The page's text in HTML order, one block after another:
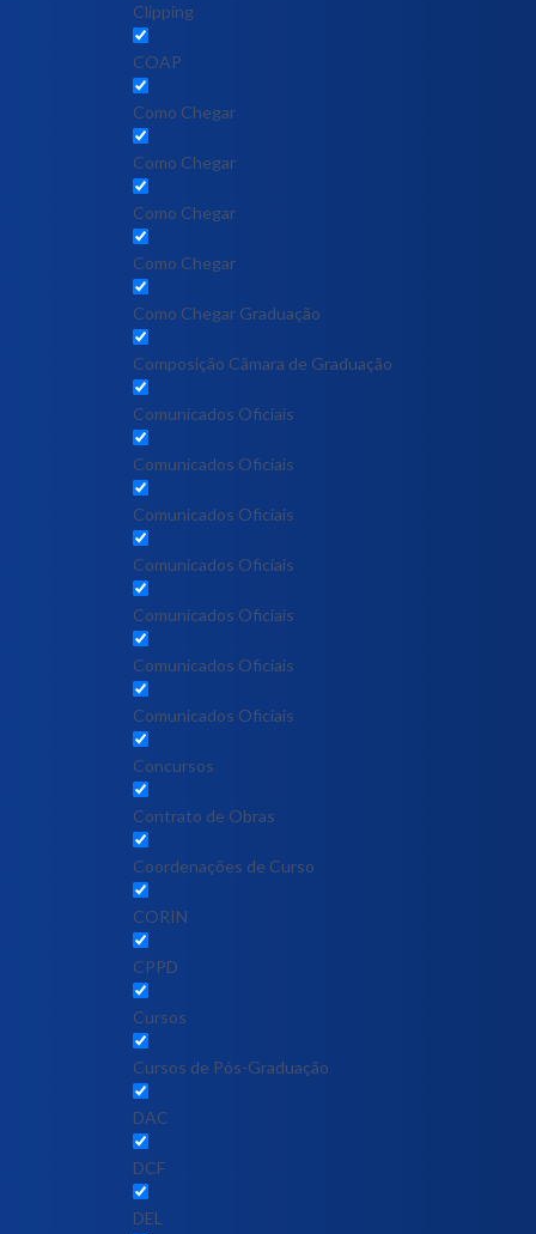
Clipping
COAP
Como Chegar
Como Chegar
Como Chegar
Como Chegar
Como Chegar Graduação
Composição Câmara de Graduação
Comunicados Oficiais
Comunicados Oficiais
Comunicados Oficiais
Comunicados Oficiais
Comunicados Oficiais
Comunicados Oficiais
Comunicados Oficiais
Concursos
Contrato de Obras
Coordenações de Curso
CORIN
CPPD
Cursos
Cursos de Pós-Graduação
DAC
DCF
DEL